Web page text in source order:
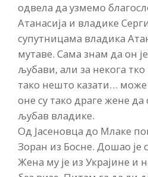
одвела да узмемо
Атанасија и владике
супутницама владика
мутаве. Сама знам да он
љубави, али за некога тко
тако нешто казати…
оне су тако драге жене да
љубав владике.
Од Јасеновца до Млаке
Зоран из Босне. Дошао
Жена му је из Украјине и